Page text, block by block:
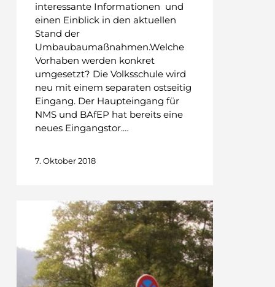
interessante Informationen und
einen Einblick in den aktuellen
Stand der
Umbaubaumaßnahmen.Welche
Vorhaben werden konkret
umgesetzt? Die Volksschule wird
neu mit einem separaten ostseitig
Eingang. Der Haupteingang für
NMS und BAfEP hat bereits eine
neues Eingangstor.…
7. Oktober 2018